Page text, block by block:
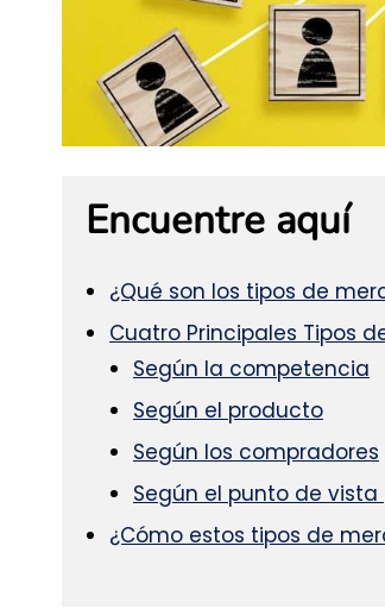
Encuentre aquí
¿Qué son los tipos de
Cuatro Principales Tipos
Según la competencia
Según el producto
Según los compradores
Según el punto de
¿Cómo estos tipos de